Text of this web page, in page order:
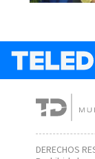
DERECHOS